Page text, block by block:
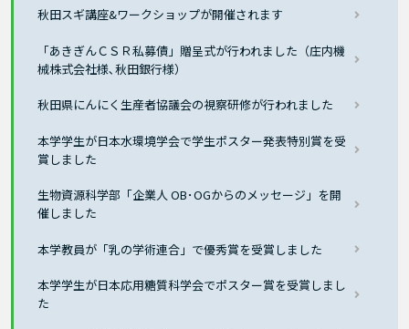
秋田スギ講座&ワークショップが開催されます
「あきぎんＣＳＲ私募債」贈呈式が行われました（庄内機
械株式会社様､秋田銀行様）
秋田県にんにく生産者協議会の視察研修が行われました
本学学生が日本水環境学会で学生ポスター発表特別賞を受
賞しました
生物資源科学部「企業人 OB･OGからのメッセージ」を開
催しました
本学教員が「乳の学術連合」で優秀賞を受賞しました
本学学生が日本応用糖質科学会でポスター賞を受賞しまし
た